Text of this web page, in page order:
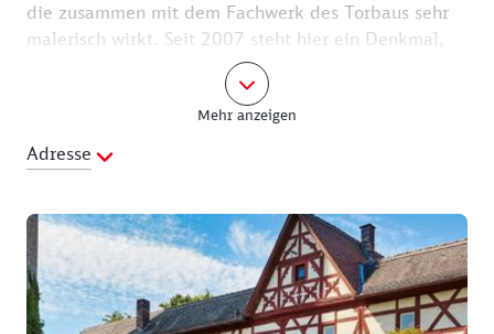
die zusammen mit dem Fachwerk des Torbaus sehr
malerisch wirkt. Seit 2007 steht hier ein Denkmal,
das den mutigen Frauen gewidmet ist, die im März
1945 dafür sorgten, dass Ochsenfurth unzerstört
Im Taubenturm selbst befindet sich ein sogenanntes
des Turms ca. 3 Meter empor, kommt man in einen
Raum mit einem Loch im Boden, das ungefähr den
Durchmesser eines menschlichen Körpers hat. Durch
dieses Loch wurden die Gefangenen in den unteren
Mehr anzeigen
Adresse